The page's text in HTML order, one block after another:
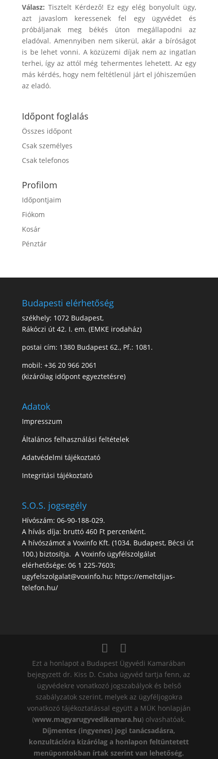
Válasz: Tisztelt Kérdező! Ez egy elég bonyolult ügy,
azt javaslom keressenek fel egy ügyvédet és
próbáljanak meg békés úton megállapodni az
eladóval. Amennyiben nem sikerül, akár a bíróságot
is be lehet vonni. A közüzemi díjak nem az ingatlan
terhei, így az attól még tehermentes lehetett. Az egy
más kérdés, hogy nem feltétlenül járt el jóhiszeműen
az eladó.
Időpont foglalás
Összes időpont
Csak személyes
Csak telefonos
Profilom
Időpontjaim
Fiókom
Kosár
Pénztár
Budapesti elérhetőség
székhely: 1072 Budapest,
Rákóczi út 42. I. em. (EMKE irodaház)
postai cím: 1380 Budapest 62., Pf.: 1081.
mobil: +36 20 966 2061
(kizárólag időpont egyeztetésre)
Adatok
Impresszum
Általános felhasználási feltételek
Adatvédelmi tájékoztató
Integritási tájékoztató
S.O.S. jogsegély
Hívószám: 06-90-188-029.
A hívás díja: bruttó 460 Ft percenként.
A hívószámot a Voxinfo Kft. (1034. Budapest, Bécsi út
100.) biztosítja. A Voxinfo ügyfélszolgálat
elérhetősége: 06 1 225-7603;
ugyfelszolgalat@voxinfo.hu; https://emeltdijas-
telefon.hu/
Ezt a honlapot a Budapest Ügyvédi Kamarában
bejegyzett dr. Kiss D. Csaba ügyvéd tartja fenn, az
ügyvédekre vonatkozó jogszabályok és belső
szabályzatok szerint, melyek az ügyféljogokra
vonatkozó tájékoztatással együtt a MÜK honlapján
(www.magyarugyvedikamara.hu) olvashatóak.
Díjmentes (ingyenes) jogi tanácsadásra,
konzultációra kizárólag a honlapon feltüntetett
menüpontokban írtak szerint van lehetőség.